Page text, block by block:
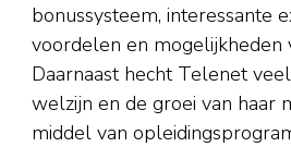
bonussysteem, interessante
voordelen en mogelijkheden
Daarnaast hecht Telenet
welzijn en de groei van haar
middel van